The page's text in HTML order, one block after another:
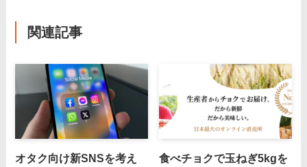
関連記事
オタク向け新SNSを考え
食べチョクで玉ねぎ5kgを